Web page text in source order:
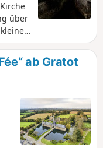
über
ab Gratot